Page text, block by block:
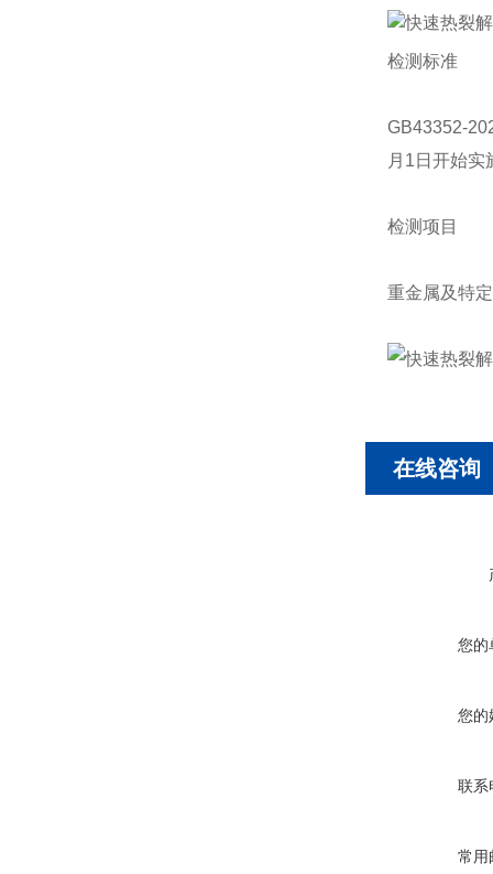
检测标准
GB43352-
月1日开始实
检测项目
重金属及特
在线咨询
您的
您的
联系
常用